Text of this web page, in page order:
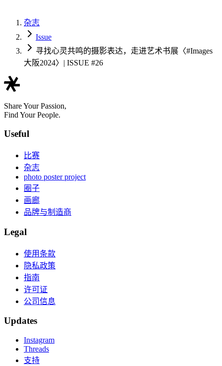
杂志
Issue
寻找心灵共鸣的摄影表达，走进艺术书展〈#Images
大阪2024〉| ISSUE #26
Share Your Passion,
Find Your People.
Useful
比赛
杂志
photo poster project
圈子
画廊
品牌与制造商
Legal
使用条款
隐私政策
指南
许可证
公司信息
Updates
Instagram
Threads
支持